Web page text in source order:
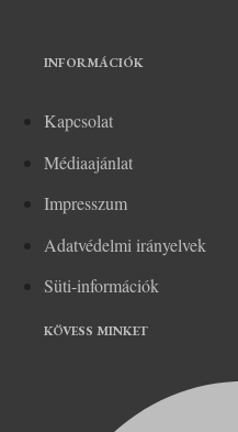
INFORMÁCIÓK
Kapcsolat
Médiaajánlat
Impresszum
Adatvédelmi irányelvek
Süti-információk
KÖVESS MINKET